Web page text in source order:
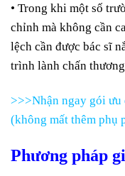
• Trong khi một số
chỉnh mà không cần
lệch cần được bác sĩ
trình lành chấn
>>>Nhận ngay gói
(không mất thêm phụ
Phương pháp